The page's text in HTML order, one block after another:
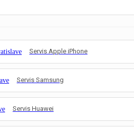
Servis Apple iPhone
Servis Samsung
Servis Huawei